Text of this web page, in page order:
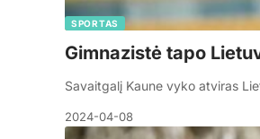
SPORTAS
Gimnazistė tapo
Savaitgalį Kaune vyko atviras
2024-04-08